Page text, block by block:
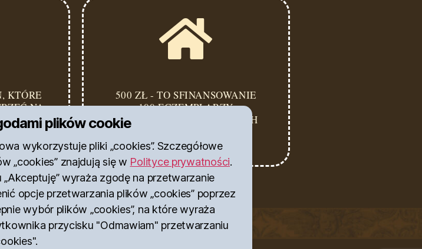
KTÓRE
NA
I
500 ZŁ - TO SFINANSOWANIE
100 EGZEMPLARZY
WYSŁANYCH DO KOLEJNYCH
plików cookie
wykorzystuje pliki „cookies”. Szczegółowe
„cookies” znajdują się w Polityce prywatności.
wyraża zgodę na przetwarzanie
opcje przetwarzania plików „cookies” poprzez
wybór plików „cookies”, na które wyraża
przycisku "Odmawiam" przetwarzaniu